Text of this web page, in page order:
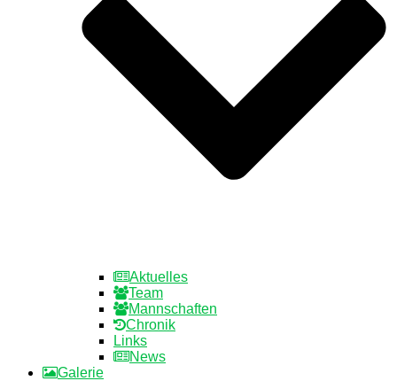
Aktuelles
Team
Mannschaften
Chronik
Links
News
Galerie